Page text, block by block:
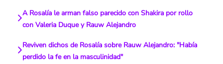
A Rosalía le arman falso parecido con Shakira por rollo
con Valeria Duque y Rauw Alejandro
Reviven dichos de Rosalía sobre Rauw Alejandro: "Había
perdido la fe en la masculinidad"